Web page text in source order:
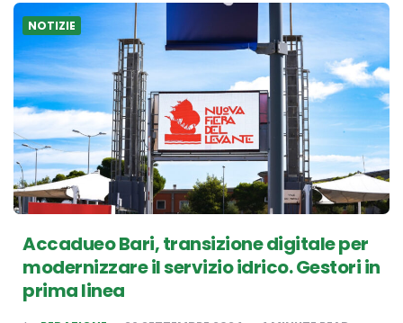
NOTIZIE
Accadueo Bari, transizione digitale per
modernizzare il servizio idrico. Gestori in
prima linea